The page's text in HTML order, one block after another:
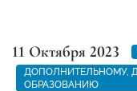
11 Октября 2023
ДОПОЛНИТЕЛЬНОМУ,
ОБРАЗОВАНИЮ